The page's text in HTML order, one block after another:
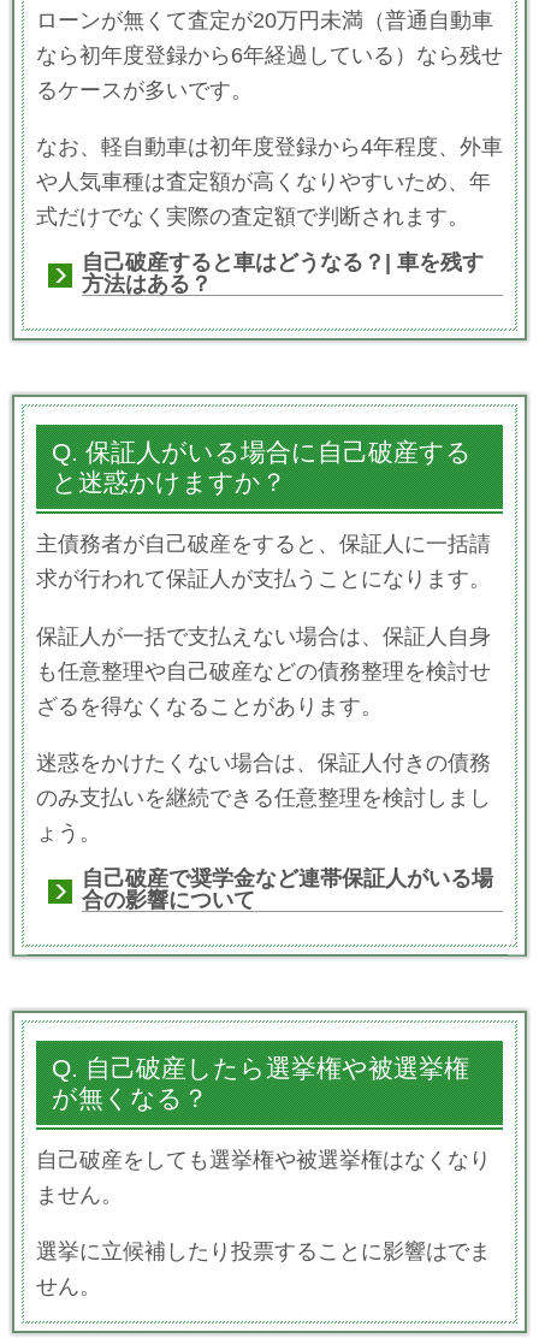
ローンが無くて査定が20万円未満（普通自動車
なら初年度登録から6年経過している）なら残せ
るケースが多いです。
なお、軽自動車は初年度登録から4年程度、外車
や人気車種は査定額が高くなりやすいため、年
式だけでなく実際の査定額で判断されます。
自己破産すると車はどうなる？| 車を残す
方法はある？
Q. 保証人がいる場合に自己破産する
と迷惑かけますか？
主債務者が自己破産をすると、保証人に一括請
求が行われて保証人が支払うことになります。
保証人が一括で支払えない場合は、保証人自身
も任意整理や自己破産などの債務整理を検討せ
ざるを得なくなることがあります。
迷惑をかけたくない場合は、保証人付きの債務
のみ支払いを継続できる任意整理を検討しまし
ょう。
自己破産で奨学金など連帯保証人がいる場
合の影響について
Q. 自己破産したら選挙権や被選挙権
が無くなる？
自己破産をしても選挙権や被選挙権はなくなり
ません。
選挙に立候補したり投票することに影響はでま
せん。